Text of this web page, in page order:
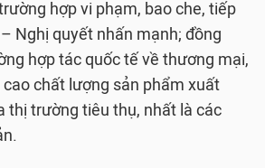
hợp vi phạm, bao che, tiếp
Nghị quyết nhấn mạnh; đồng
hợp tác quốc tế về thương mại,
chất lượng sản phẩm xuất
thị trường tiêu thụ, nhất là các